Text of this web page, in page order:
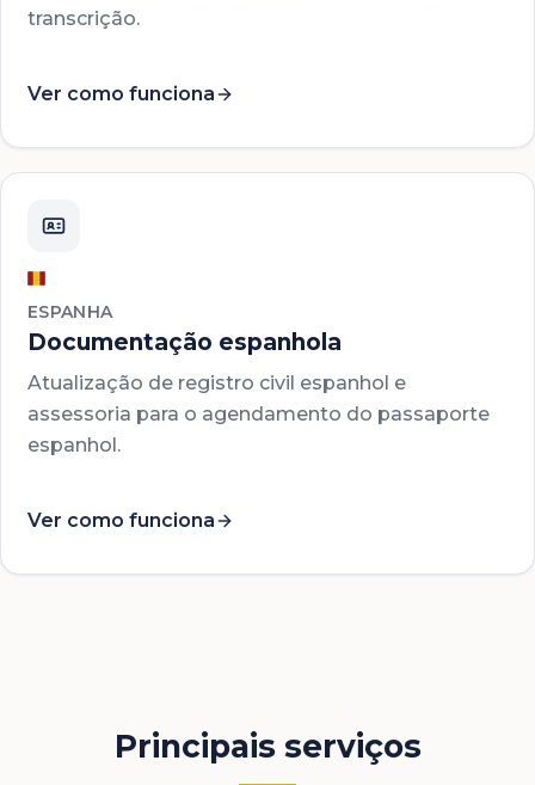
transcrição.
Ver como funciona
ESPANHA
Documentação espanhola
Atualização de registro civil espanhol e
assessoria para o agendamento do passaporte
espanhol.
Ver como funciona
Principais serviços